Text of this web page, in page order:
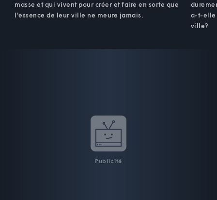
masse et qui vivent pour créer et faire en sorte que
l'essence de leur ville ne meure jamais.
a-t-elle
ville?
Publicité